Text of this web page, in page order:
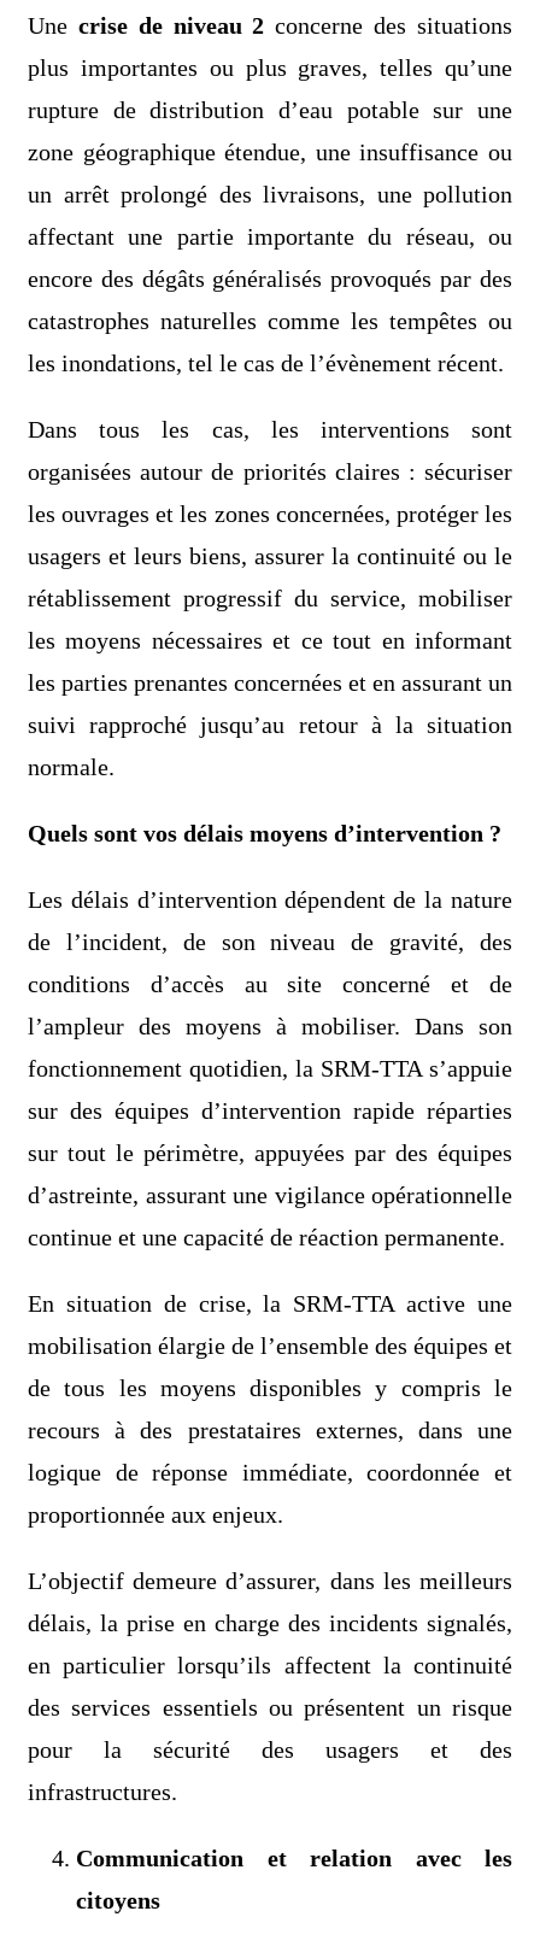
Une crise de niveau 2 concerne des situations
plus importantes ou plus graves, telles qu’une
rupture de distribution d’eau potable sur une
zone géographique étendue, une insuffisance ou
un arrêt prolongé des livraisons, une pollution
affectant une partie importante du réseau, ou
encore des dégâts généralisés provoqués par des
catastrophes naturelles comme les tempêtes ou
les inondations, tel le cas de l’évènement récent.
Dans tous les cas, les interventions sont
organisées autour de priorités claires : sécuriser
les ouvrages et les zones concernées, protéger les
usagers et leurs biens, assurer la continuité ou le
rétablissement progressif du service, mobiliser
les moyens nécessaires et ce tout en informant
les parties prenantes concernées et en assurant un
suivi rapproché jusqu’au retour à la situation
normale.
Quels sont vos délais moyens d’intervention ?
Les délais d’intervention dépendent de la nature
de l’incident, de son niveau de gravité, des
conditions d’accès au site concerné et de
l’ampleur des moyens à mobiliser. Dans son
fonctionnement quotidien, la SRM-TTA s’appuie
sur des équipes d’intervention rapide réparties
sur tout le périmètre, appuyées par des équipes
d’astreinte, assurant une vigilance opérationnelle
continue et une capacité de réaction permanente.
En situation de crise, la SRM-TTA active une
mobilisation élargie de l’ensemble des équipes et
de tous les moyens disponibles y compris le
recours à des prestataires externes, dans une
logique de réponse immédiate, coordonnée et
proportionnée aux enjeux.
L’objectif demeure d’assurer, dans les meilleurs
délais, la prise en charge des incidents signalés,
en particulier lorsqu’ils affectent la continuité
des services essentiels ou présentent un risque
pour la sécurité des usagers et des
infrastructures.
Communication et relation avec les
citoyens